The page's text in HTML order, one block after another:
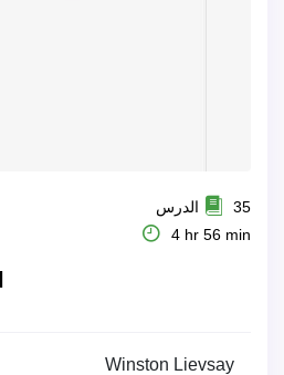
35 الدرس
4 hr 56 min
Winston Lievsay